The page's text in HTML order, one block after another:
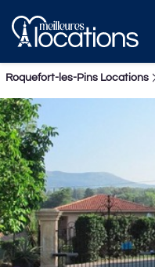
Roquefort-les-Pins Locations